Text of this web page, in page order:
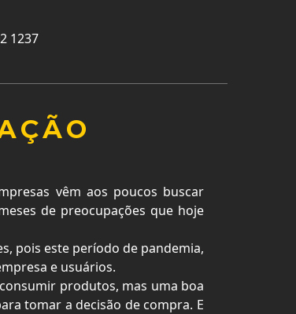
1237
vêm aos poucos buscar
de preocupações que hoje
pois este período de pandemia,
e usuários.
produtos, mas uma boa
tomar a decisão de compra. E